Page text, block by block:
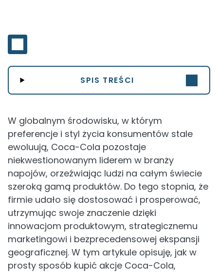
SPIS TREŚCI
W globalnym środowisku, w którym
preferencje i styl życia konsumentów stale
ewoluują, Coca-Cola pozostaje
niekwestionowanym liderem w branży
napojów, orzeźwiając ludzi na całym świecie
szeroką gamą produktów. Do tego stopnia, że
firmie udało się dostosować i prosperować,
utrzymując swoje znaczenie dzięki
innowacjom produktowym, strategicznemu
marketingowi i bezprecedensowej ekspansji
geograficznej. W tym artykule opisuję, jak w
prosty sposób kupić akcje Coca-Cola,